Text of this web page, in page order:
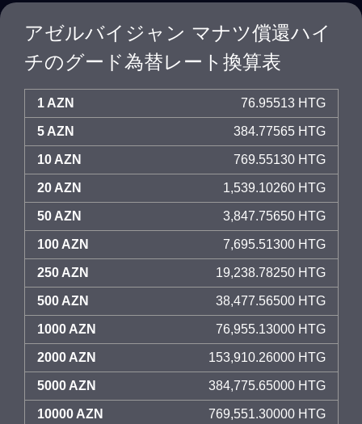
アゼルバイジャン マナツ償還ハイ
チのグード為替レート換算表
1 AZN 76.95513 HTG
5 AZN 384.77565 HTG
10 AZN 769.55130 HTG
20 AZN 1,539.10260 HTG
50 AZN 3,847.75650 HTG
100 AZN 7,695.51300 HTG
250 AZN 19,238.78250 HTG
500 AZN 38,477.56500 HTG
1000 AZN 76,955.13000 HTG
2000 AZN 153,910.26000 HTG
5000 AZN 384,775.65000 HTG
10000 AZN 769,551.30000 HTG